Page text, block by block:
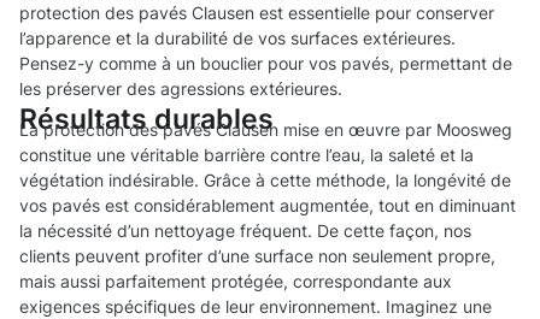
protection des pavés Clausen est essentielle pour conserver
l’apparence et la durabilité de vos surfaces extérieures.
Pensez-y comme à un bouclier pour vos pavés, permettant de
les préserver des agressions extérieures.
Résultats durables
La protection des pavés Clausen mise en œuvre par Moosweg
constitue une véritable barrière contre l’eau, la saleté et la
végétation indésirable. Grâce à cette méthode, la longévité de
vos pavés est considérablement augmentée, tout en diminuant
la nécessité d’un nettoyage fréquent. De cette façon, nos
clients peuvent profiter d’une surface non seulement propre,
mais aussi parfaitement protégée, correspondante aux
exigences spécifiques de leur environnement. Imaginez une